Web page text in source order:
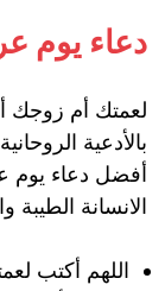
دعاء يوم
لعمتك أم زوجك
بالأدعية
أفضل دعاء يوم
الانسانة الطيبة
اللهم أكتب